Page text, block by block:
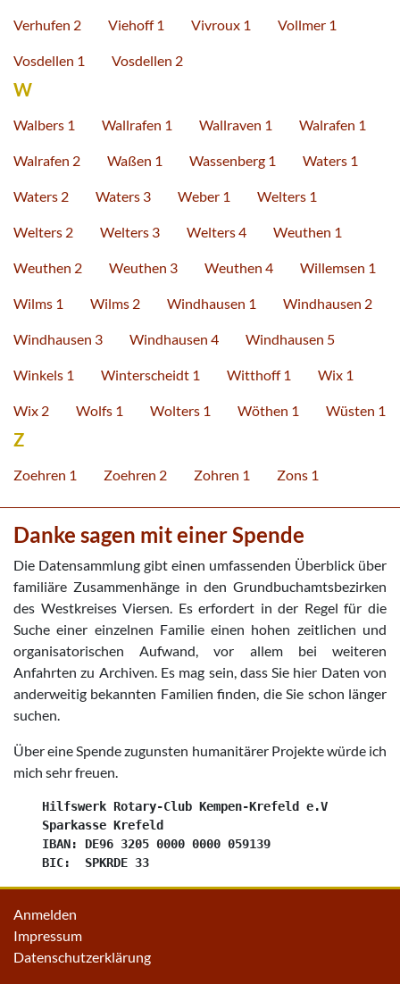
Verhufen 2 Viehoff 1 Vivroux 1 Vollmer 1
Vosdellen 1 Vosdellen 2
W
Walbers 1 Wallrafen 1 Wallraven 1 Walrafen 1
Walrafen 2 Waßen 1 Wassenberg 1 Waters 1
Waters 2 Waters 3 Weber 1 Welters 1
Welters 2 Welters 3 Welters 4 Weuthen 1
Weuthen 2 Weuthen 3 Weuthen 4 Willemsen 1
Wilms 1 Wilms 2 Windhausen 1 Windhausen 2
Windhausen 3 Windhausen 4 Windhausen 5
Winkels 1 Winterscheidt 1 Witthoff 1 Wix 1
Wix 2 Wolfs 1 Wolters 1 Wöthen 1 Wüsten 1
Z
Zoehren 1 Zoehren 2 Zohren 1 Zons 1
Danke sagen mit einer Spende
Die Datensammlung gibt einen umfassenden Überblick über
familiäre Zusammenhänge in den Grundbuchamtsbezirken
des Westkreises Viersen. Es erfordert in der Regel für die
Suche einer einzelnen Familie einen hohen zeitlichen und
organisatorischen Aufwand, vor allem bei weiteren
Anfahrten zu Archiven. Es mag sein, dass Sie hier Daten von
anderweitig bekannten Familien finden, die Sie schon länger
suchen.
Über eine Spende zugunsten humanitärer Projekte würde ich
mich sehr freuen.
    Hilfswerk Rotary-Club Kempen-Krefeld e.V
    Sparkasse Krefeld
    IBAN: DE96 3205 0000 0000 059139
Anmelden
Impressum
Datenschutzerklärung